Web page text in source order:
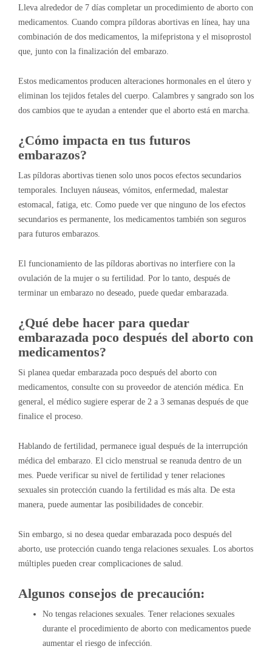
Lleva alrededor de 7 días completar un procedimiento de aborto con
medicamentos. Cuando compra píldoras abortivas en línea, hay una
combinación de dos medicamentos, la mifepristona y el misoprostol
que, junto con la finalización del embarazo.
Estos medicamentos producen alteraciones hormonales en el útero y
eliminan los tejidos fetales del cuerpo. Calambres y sangrado son los
dos cambios que te ayudan a entender que el aborto está en marcha.
¿Cómo impacta en tus futuros
embarazos?
Las píldoras abortivas tienen solo unos pocos efectos secundarios
temporales. Incluyen náuseas, vómitos, enfermedad, malestar
estomacal, fatiga, etc. Como puede ver que ninguno de los efectos
secundarios es permanente, los medicamentos también son seguros
para futuros embarazos.
El funcionamiento de las píldoras abortivas no interfiere con la
ovulación de la mujer o su fertilidad. Por lo tanto, después de
terminar un embarazo no deseado, puede quedar embarazada.
¿Qué debe hacer para quedar
embarazada poco después del aborto con
medicamentos?
Si planea quedar embarazada poco después del aborto con
medicamentos, consulte con su proveedor de atención médica. En
general, el médico sugiere esperar de 2 a 3 semanas después de que
finalice el proceso.
Hablando de fertilidad, permanece igual después de la interrupción
médica del embarazo. El ciclo menstrual se reanuda dentro de un
mes. Puede verificar su nivel de fertilidad y tener relaciones
sexuales sin protección cuando la fertilidad es más alta. De esta
manera, puede aumentar las posibilidades de concebir.
Sin embargo, si no desea quedar embarazada poco después del
aborto, use protección cuando tenga relaciones sexuales. Los abortos
múltiples pueden crear complicaciones de salud.
Algunos consejos de precaución:
No tengas relaciones sexuales. Tener relaciones sexuales
durante el procedimiento de aborto con medicamentos puede
aumentar el riesgo de infección.